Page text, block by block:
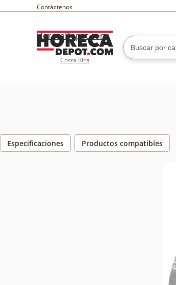
Contáctenos
HorecaDepot.com
Costa Rica
Especificaciones Productos compatibles